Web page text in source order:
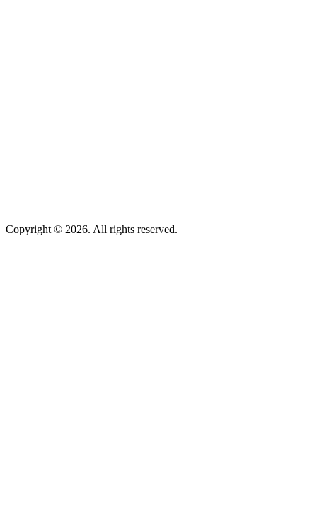
Copyright © 2026. All rights reserved.